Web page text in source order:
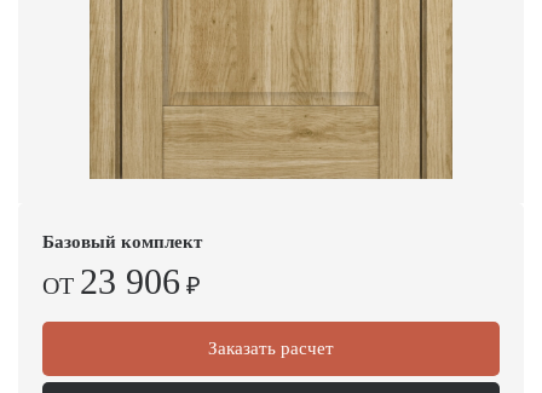
Базовый комплект
ОТ 23 906 ₽
Заказать расчет